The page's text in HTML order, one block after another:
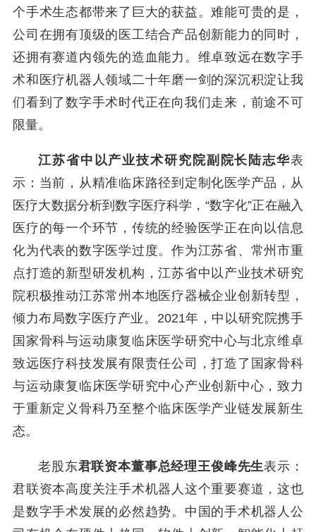
个手术生态都带来了巨大的获益。难能可贵的是，
公司在拥有顶级的医工结合产品创新能力的同时，
还拥有赛道内领先的造血能力。维卓致远在数字手
术和医疗机器人领域二十年磨一剑的深沉积淀让我
们看到了数字手术时代正在向我们走来，前途不可
限量。
江苏省中以产业技术研究院副院长陆志华表
示：当前，从精准临床路径到定制化医学产品，从
医疗大数据分析到数字医疗科学，“数字化”正在融入
医疗的每一个环节，传统的经验医学正在向以信息
化为代表的数字医学过度。作为江苏省、常州市重
点打造的新型研发机构，江苏省中以产业技术研究
院积极推动江苏常州本地医疗器械企业创新转型，
倾力布局数字医疗产业。2021年，中以研究院携手
国家骨科与运动康复临床医学研究中心与北京维卓
致远医疗科技发展有限责任公司，打造了国家骨科
与运动康复临床医学研究中心产业创新中心，致力
于重新定义骨科乃至整个临床医学产业链发展新生
态。
老股东君联资本董事总经理王俊峰先生表示：
君联资本高度关注手术机器人这个重要赛道，这也
是数字手术发展的必然趋势。中国的手术机器人公